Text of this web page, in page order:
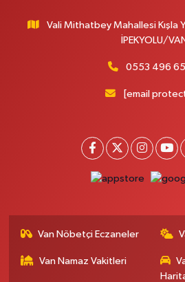
Vali Mithatbey Mahallesi Kışla
İPEKYOLU/
0553 496
[email
Van Nöbetçi Eczaneler
Van Namaz Vakitleri